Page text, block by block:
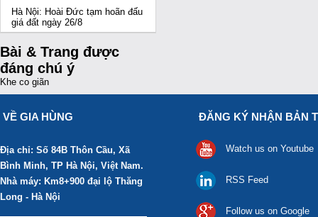
Hà Nội: Hoài Đức tạm hoãn đấu
giá đất ngày 26/8
Bài & Trang được
đáng chú ý
Khe co giãn
VỀ GIA HÙNG
Địa chỉ: Số 84B Thôn Cầu, Xã
Bình Minh, TP Hà Nội, Việt Nam.
Nhà máy: Km8+900 đại lộ Thăng
Long - Hà Nội
ĐĂNG KÝ NHẬN BẢN
Watch us on Youtube
RSS Feed
Follow us on Google